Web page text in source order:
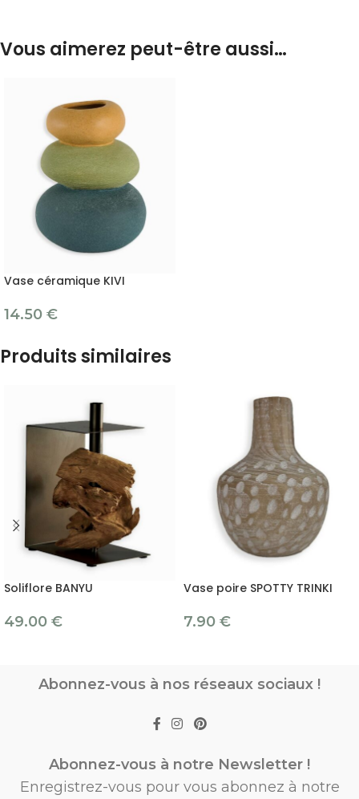
Vous aimerez peut-être aussi…
Vase céramique KIVI
14.50 €
Produits similaires
Soliflore BANYU
49.00 €
Vase poire SPOTTY TRINKI
7.90 €
Abonnez-vous à nos réseaux sociaux !
Abonnez-vous à notre Newsletter !
Enregistrez-vous pour vous abonnez à notre